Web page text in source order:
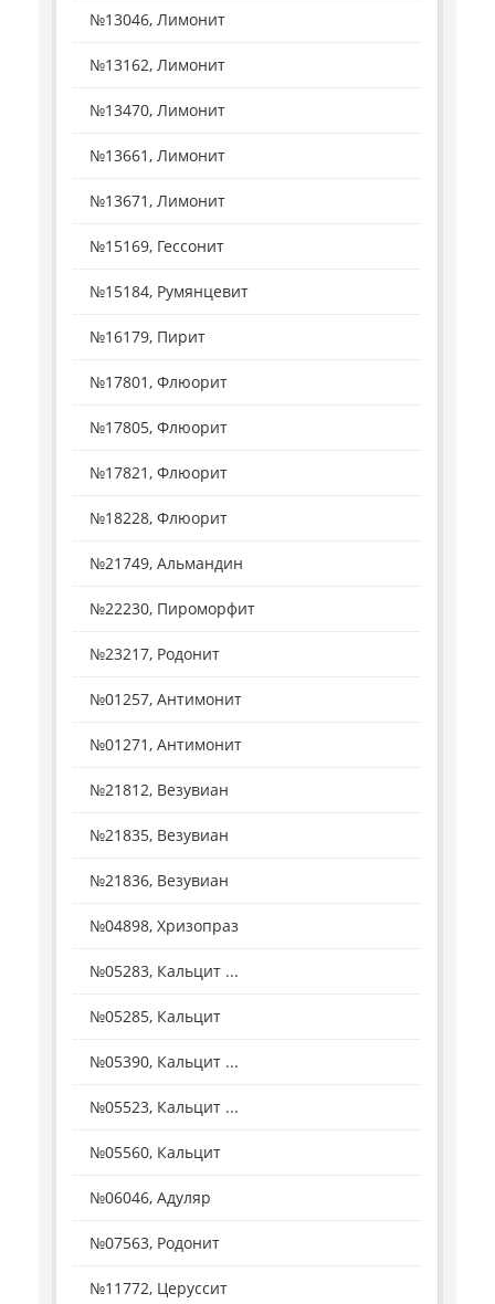
№13046, Лимонит
№13162, Лимонит
№13470, Лимонит
№13661, Лимонит
№13671, Лимонит
№15169, Гессонит
№15184, Румянцевит
№16179, Пирит
№17801, Флюорит
№17805, Флюорит
№17821, Флюорит
№18228, Флюорит
№21749, Альмандин
№22230, Пироморфит
№23217, Родонит
№01257, Антимонит
№01271, Антимонит
№21812, Везувиан
№21835, Везувиан
№21836, Везувиан
№04898, Хризопраз
№05283, Кальцит ...
№05285, Кальцит
№05390, Кальцит ...
№05523, Кальцит ...
№05560, Кальцит
№06046, Адуляр
№07563, Родонит
№11772, Церуссит